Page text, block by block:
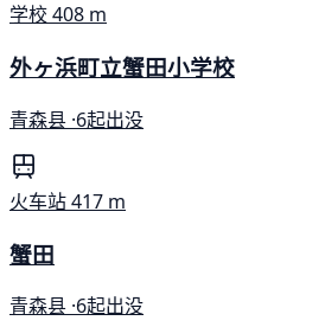
学校408 m
外ヶ浜町立蟹田小学校
青森县 ·6起出没
火车站417 m
蟹田
青森县 ·6起出没